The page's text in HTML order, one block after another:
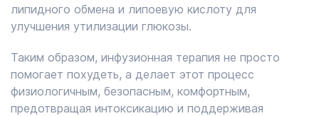
липидного обмена и липоевую кислоту для
улучшения утилизации глюкозы.
Таким образом, инфузионная терапия не просто
помогает похудеть, а делает этот процесс
физиологичным, безопасным, комфортным,
предотвращая интоксикацию и поддерживая